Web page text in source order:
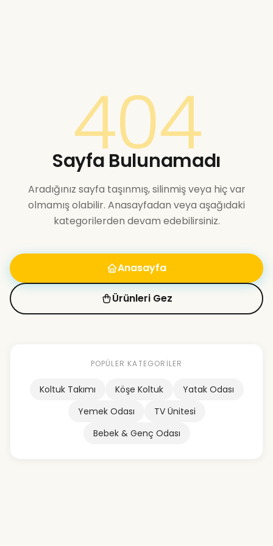
404
Sayfa Bulunamadı
Aradığınız sayfa taşınmış, silinmiş veya hiç var
olmamış olabilir. Anasayfadan veya aşağıdaki
kategorilerden devam edebilirsiniz.
Anasayfa
Ürünleri Gez
POPÜLER KATEGORILER
Koltuk Takımı Köşe Koltuk
Yatak Odası
Yemek Odası
TV Ünitesi
Bebek & Genç Odası